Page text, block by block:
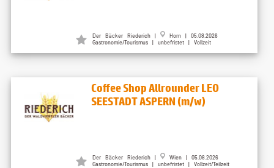
Der Bäcker Riederich |
Horn | 05.08.2026
Gastronomie/Tourismus | unbefristet | Vollzeit
Coffee Shop Allrounder LEO
SEESTADT ASPERN (m/w)
Der Bäcker Riederich |
Wien | 05.08.2026
Gastronomie/Tourismus | unbefristet | Vollzeit/Teilzeit